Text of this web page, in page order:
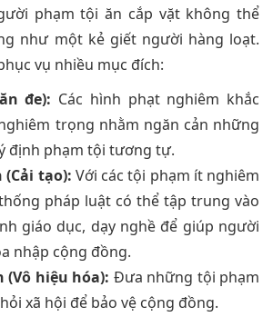
phạm tội ăn cắp vặt không thể
như một kẻ giết người hàng loạt.
vụ nhiều mục đích:
đe): Các hình phạt nghiêm khắc
trọng nhằm ngăn cản những
định phạm tội tương tự.
tạo): Với các tội phạm ít nghiêm
pháp luật có thể tập trung vào
giáo dục, dạy nghề để giúp người
nhập cộng đồng.
hiệu hóa): Đưa những tội phạm
xã hội để bảo vệ cộng đồng.